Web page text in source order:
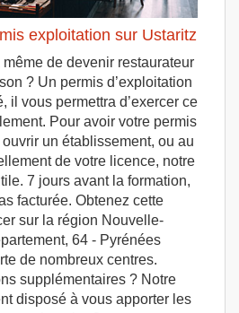
exploitation sur Ustaritz
de devenir restaurateur
? Un permis d’exploitation
il vous permettra d’exercer ce
Pour avoir votre permis
un établissement, ou au
de votre licence, notre
7 jours avant la formation,
facturée. Obtenez cette
sur la région Nouvelle-
64 - Pyrénées
de nombreux centres.
supplémentaires ? Notre
disposé à vous apporter les